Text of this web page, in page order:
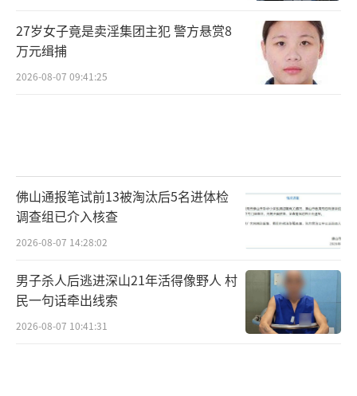
27岁女子竟是卖淫集团主犯 警方悬赏8
万元缉捕
2026-08-07 09:41:25
佛山通报笔试前13被淘汰后5名进体检
调查组已介入核查
2026-08-07 14:28:02
男子杀人后逃进深山21年活得像野人 村
民一句话牵出线索
2026-08-07 10:41:31